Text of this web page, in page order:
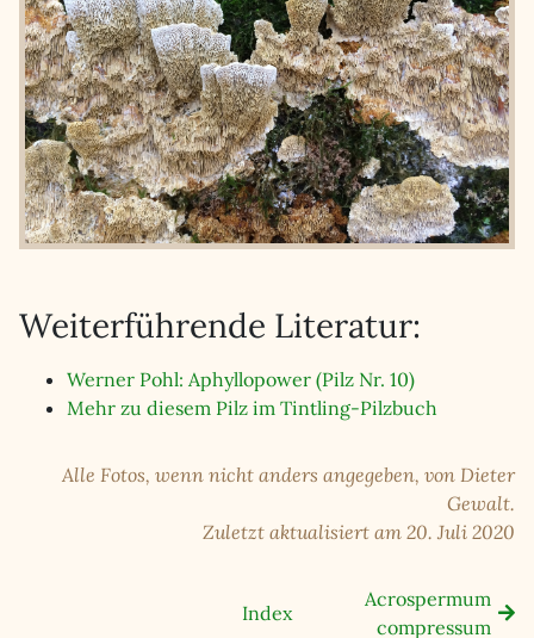
Weiterführende Literatur:
Werner Pohl: Aphyllopower (Pilz Nr. 10)
Mehr zu diesem Pilz im Tintling-Pilzbuch
Alle Fotos, wenn nicht anders angegeben, von Dieter
Gewalt.
Zuletzt aktualisiert am 20. Juli 2020
Index
Acrospermum
compressum